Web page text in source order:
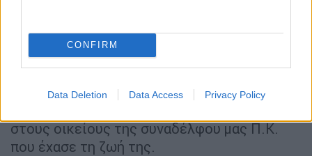
CONFIRM
Data Deletion Data Access Privacy Policy
φόρτωσης-εκφόρτωσης οχημάτων και
επιβατών καθώς και στη στοιβασία των
στους οικείους της συναδέλφου μας Π.Κ.
που έχασε τη ζωή της.